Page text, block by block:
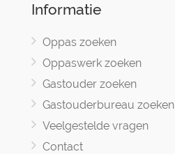
Informatie
Oppas zoeken
Oppaswerk zoeken
Gastouder zoeken
Gastouderbureau zoeken
Veelgestelde vragen
Contact